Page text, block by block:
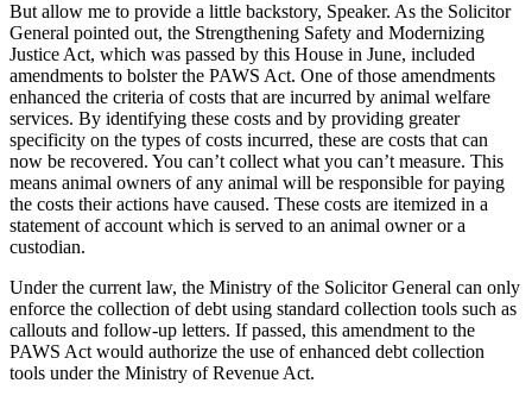
But allow me to provide a little backstory, Speaker. As the Solicitor
General pointed out, the Strengthening Safety and Modernizing
Justice Act, which was passed by this House in June, included
amendments to bolster the PAWS Act. One of those amendments
enhanced the criteria of costs that are incurred by animal welfare
services. By identifying these costs and by providing greater
specificity on the types of costs incurred, these are costs that can
now be recovered. You can’t collect what you can’t measure. This
means animal owners of any animal will be responsible for paying
the costs their actions have caused. These costs are itemized in a
statement of account which is served to an animal owner or a
custodian.
Under the current law, the Ministry of the Solicitor General can only
enforce the collection of debt using standard collection tools such as
callouts and follow-up letters. If passed, this amendment to the
PAWS Act would authorize the use of enhanced debt collection
tools under the Ministry of Revenue Act.